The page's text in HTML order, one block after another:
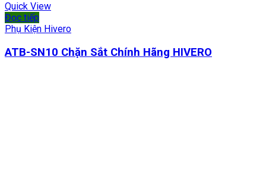
Quick View
Đọc tiếp
Phụ Kiện Hivero
ATB-SN10 Chặn Sắt Chính Hãng HIVERO